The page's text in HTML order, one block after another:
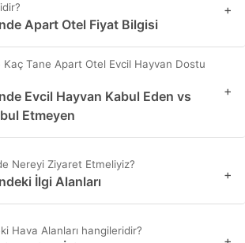
Apart Otel Fiyat Bilgisi
+
Tane Apart Otel Evcil Hayvan Dostu
Evcil Hayvan Kabul Eden vs
Etmeyen
+
Nereyi Ziyaret Etmeliyiz?
İlgi Alanları +
Hava Alanları hangileridir?